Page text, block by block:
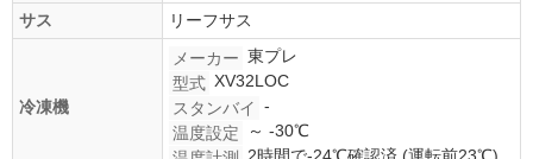
サス
リーフサス
冷凍機
メーカー 東プレ
型式 XV32LOC
スタンバイ -
温度設定
～ -30℃